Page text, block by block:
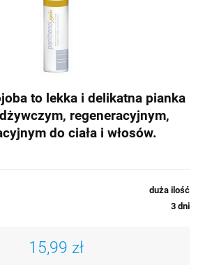
to lekka i delikatna pianka
regeneracyjnym,
do ciała i włosów.
duża ilość
3 dni
15,99 zł